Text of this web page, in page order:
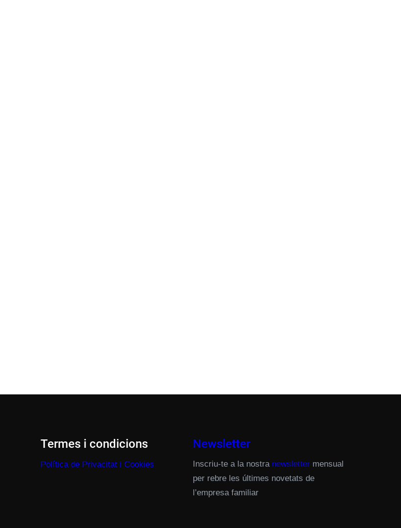
Termes i condicions
Política de Privacitat i Cookies
Newsletter
Inscriu-te a la nostra newslettermensual
per rebre les últimes novetats de
l’empresa familiar